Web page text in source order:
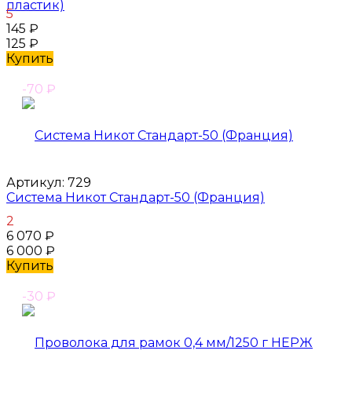
пластик)
5
145 ₽
125 ₽
Купить
-70 ₽
Артикул: 729
Система Никот Стандарт-50 (Франция)
2
6 070 ₽
6 000 ₽
Купить
-30 ₽